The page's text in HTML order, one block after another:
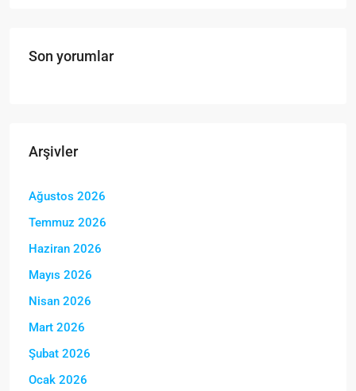
Son yorumlar
Arşivler
Ağustos 2026
Temmuz 2026
Haziran 2026
Mayıs 2026
Nisan 2026
Mart 2026
Şubat 2026
Ocak 2026